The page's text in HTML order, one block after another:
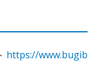
https://www.bugib